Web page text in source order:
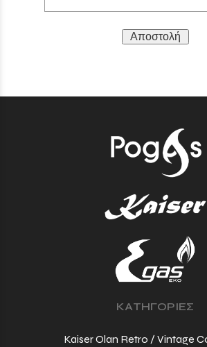
Αποστολή
ΚΑΤΗΓΟΡΙΕΣ
Kaiser Olan Retro / Vintage